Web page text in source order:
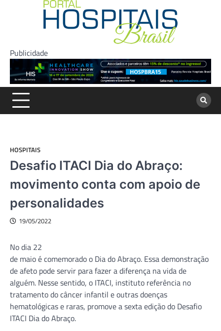
Publicidade
HOSPITAIS
Desafio ITACI Dia do Abraço:
movimento conta com apoio de
personalidades
19/05/2022
No dia 22
de maio é comemorado o Dia do Abraço. Essa demonstração
de afeto pode servir para fazer a diferença na vida de
alguém. Nesse sentido, o ITACI, instituto referência no
tratamento do câncer infantil e outras doenças
hematológicas e raras, promove a sexta edição do Desafio
ITACI Dia do Abraço.